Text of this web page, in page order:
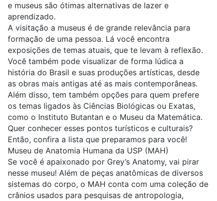
e museus são ótimas alternativas de lazer e
aprendizado.
A visitação a museus é de grande relevância para
formação de uma pessoa. Lá você encontra
exposições de temas atuais, que te levam à reflexão.
Você também pode visualizar de forma lúdica a
história do Brasil e suas produções artísticas, desde
as obras mais antigas até as mais contemporâneas.
Além disso, tem também opções para quem prefere
os temas ligados às Ciências Biológicas ou Exatas,
como o Instituto Butantan e o Museu da Matemática.
Quer conhecer esses pontos turísticos e culturais?
Então, confira a lista que preparamos para você!
Museu de Anatomia Humana da USP (MAH)
Se você é apaixonado por Grey’s Anatomy, vai pirar
nesse museu! Além de peças anatômicas de diversos
sistemas do corpo, o MAH conta com uma coleção de
crânios usados para pesquisas de antropologia,